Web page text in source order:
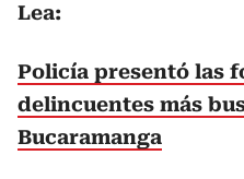
Lea:
Policía presentó las
delincuentes más
Bucaramanga